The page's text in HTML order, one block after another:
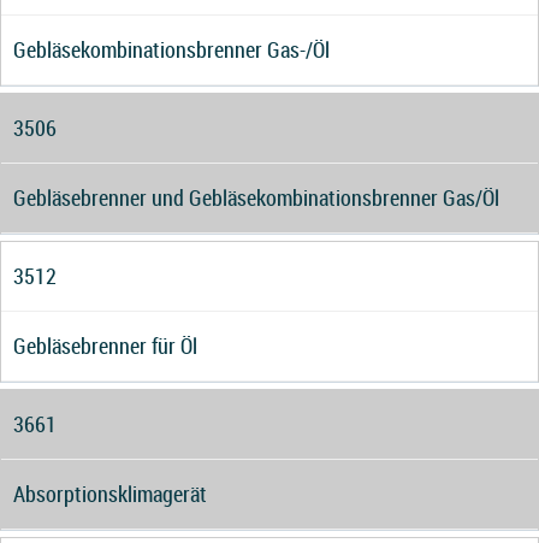
Gebläsekombinationsbrenner Gas-/Öl
3506
Gebläsebrenner und Gebläsekombinationsbrenner Gas/Öl
3512
Gebläsebrenner für Öl
3661
Absorptionsklimagerät